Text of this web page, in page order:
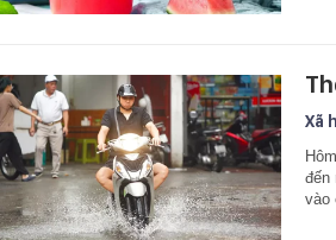
Xã
đến
vào